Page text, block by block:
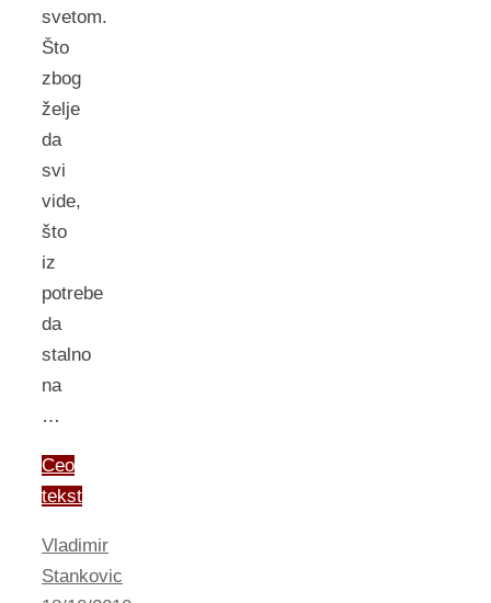
svetom.
Što
zbog
želje
da
svi
vide,
što
iz
potrebe
da
stalno
na
…
Ceo
tekst
Vladimir
Stankovic